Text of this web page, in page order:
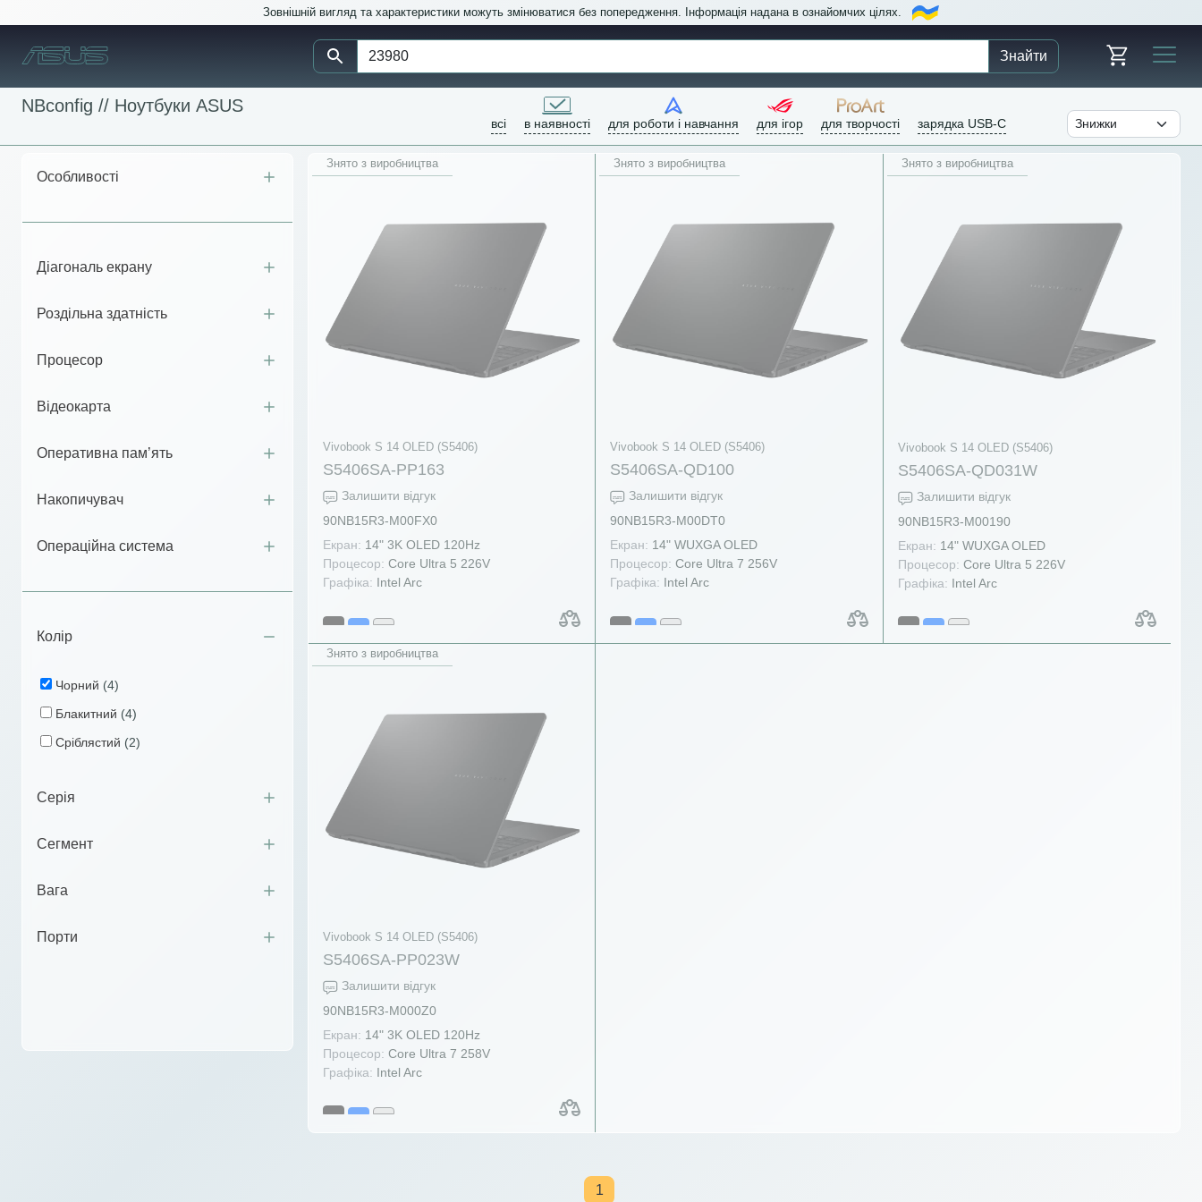
Зовнішній вигляд та характеристики можуть змінюватися без попередження. Інформація надана в ознайомчих цілях.
Знайти
NBconfig // Ноутбуки ASUS
всі в наявності для роботи і навчання для ігор для творчості зарядка USB-C
Особливості
Діагональ екрану
Роздільна здатність
Процесор
Відеокарта
Оперативна пам’ять
Накопичувач
Операційна система
Колір
Чорний (4)
Блакитний (4)
Сріблястий (2)
Серія
Сегмент
Вага
Порти
Знято з виробництва
Vivobook S 14 OLED (S5406)
S5406SA-PP163
Залишити відгук
90NB15R3-M00FX0
Екран: 14" 3K OLED 120Hz
Процесор: Core Ultra 5 226V
Графіка: Intel Arc
Знято з виробництва
Vivobook S 14 OLED (S5406)
S5406SA-QD100
Залишити відгук
90NB15R3-M00DT0
Екран: 14" WUXGA OLED
Процесор: Core Ultra 7 256V
Графіка: Intel Arc
Знято з виробництва
Vivobook S 14 OLED (S5406)
S5406SA-QD031W
Залишити відгук
90NB15R3-M00190
Екран: 14" WUXGA OLED
Процесор: Core Ultra 5 226V
Графіка: Intel Arc
Знято з виробництва
Vivobook S 14 OLED (S5406)
S5406SA-PP023W
Залишити відгук
90NB15R3-M000Z0
Екран: 14" 3K OLED 120Hz
Процесор: Core Ultra 7 258V
Графіка: Intel Arc
1